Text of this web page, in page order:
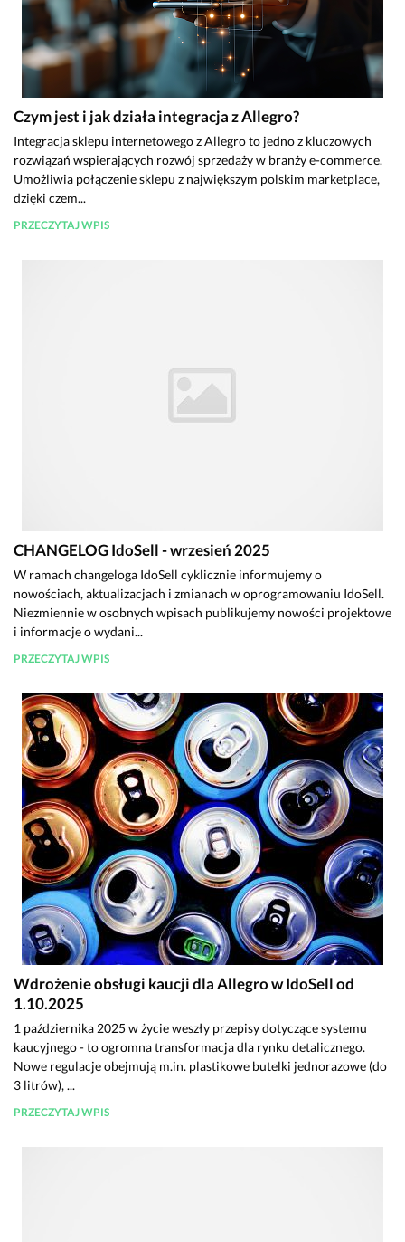
Czym jest i jak działa integracja z Allegro?
Integracja sklepu internetowego z Allegro to jedno z kluczowych
rozwiązań wspierających rozwój sprzedaży w branży e-commerce.
Umożliwia połączenie sklepu z największym polskim marketplace,
dzięki czem...
PRZECZYTAJ WPIS
CHANGELOG IdoSell - wrzesień 2025
W ramach changeloga IdoSell cyklicznie informujemy o
nowościach, aktualizacjach i zmianach w oprogramowaniu IdoSell.
Niezmiennie w osobnych wpisach publikujemy nowości projektowe
i informacje o wydani...
PRZECZYTAJ WPIS
Wdrożenie obsługi kaucji dla Allegro w IdoSell od
1.10.2025
1 października 2025 w życie weszły przepisy dotyczące systemu
kaucyjnego - to ogromna transformacja dla rynku detalicznego.
Nowe regulacje obejmują m.in. plastikowe butelki jednorazowe (do
3 litrów), ...
PRZECZYTAJ WPIS